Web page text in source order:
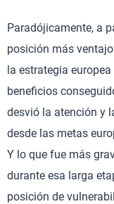
Paradójicamente, a
posición más
la estrategia
beneficios
desvió la atención y
desde las metas
Y lo que fue más
durante esa larga
posición de